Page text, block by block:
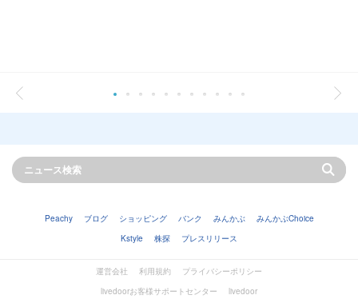
Peachy ブログ ショッピング バンク みんかぶ
みんかぶChoice
Kstyle
株探 プレスリリース
運営会社 利用規約
プライバシーポリシー
livedoorお客様サポートセンター
livedoor